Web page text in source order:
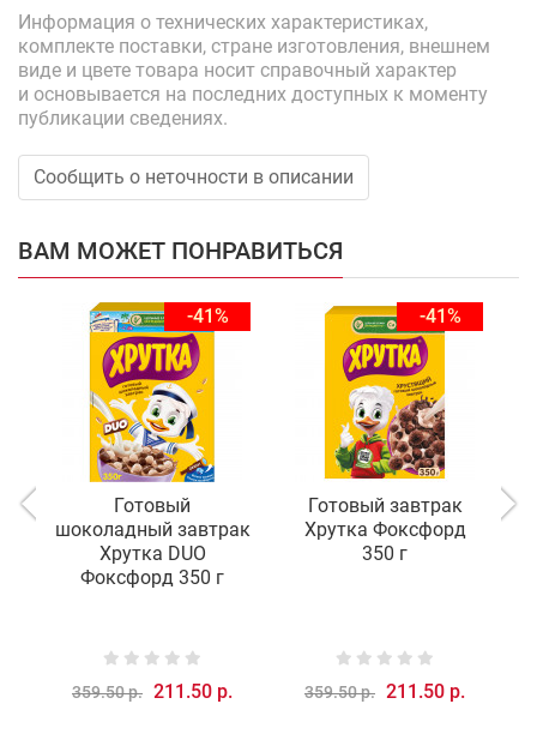
Информация о технических характеристиках,
комплекте поставки, стране изготовления, внешнем
виде и цвете товара носит справочный характер
и основывается на последних доступных к моменту
публикации сведениях.
Сообщить о неточности в описании
ВАМ МОЖЕТ ПОНРАВИТЬСЯ
-41%
Готовый
шоколадный завтрак
Хрутка DUO
Фоксфорд 350 г
359.50 р. 211.50 р.
-41%
Готовый завтрак
Хрутка Фоксфорд
350 г
359.50 р. 211.50 р.